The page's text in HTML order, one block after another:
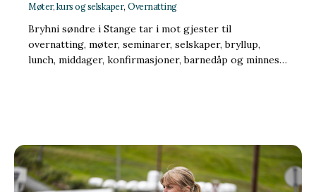
Møter, kurs og selskaper, Overnatting
Bryhni søndre i Stange tar i mot gjester til
overnatting, møter, seminarer, selskaper, bryllup,
lunch, middager, konfirmasjoner, barnedåp og minnes…